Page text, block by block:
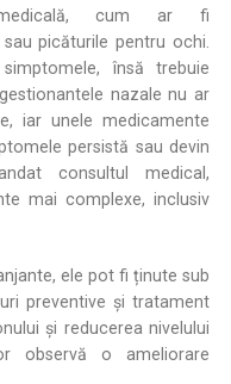
cum ar fi
picăturile pentru ochi.
însă trebuie
nazale nu ar
iar unele medicamente
persistă sau devin
consultul medical,
mai complexe, inclusiv
ele pot fi ținute sub
preventive și tratament
și reducerea nivelului
observă o ameliorare